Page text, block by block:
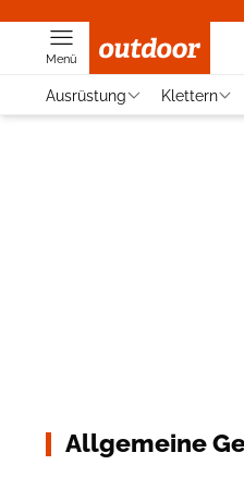
Menü
Ausrüstung Klettern
Allgemeine